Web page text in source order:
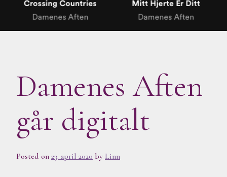
Damenes Aften
går digitalt
Posted on 23. april 2020 by Linn